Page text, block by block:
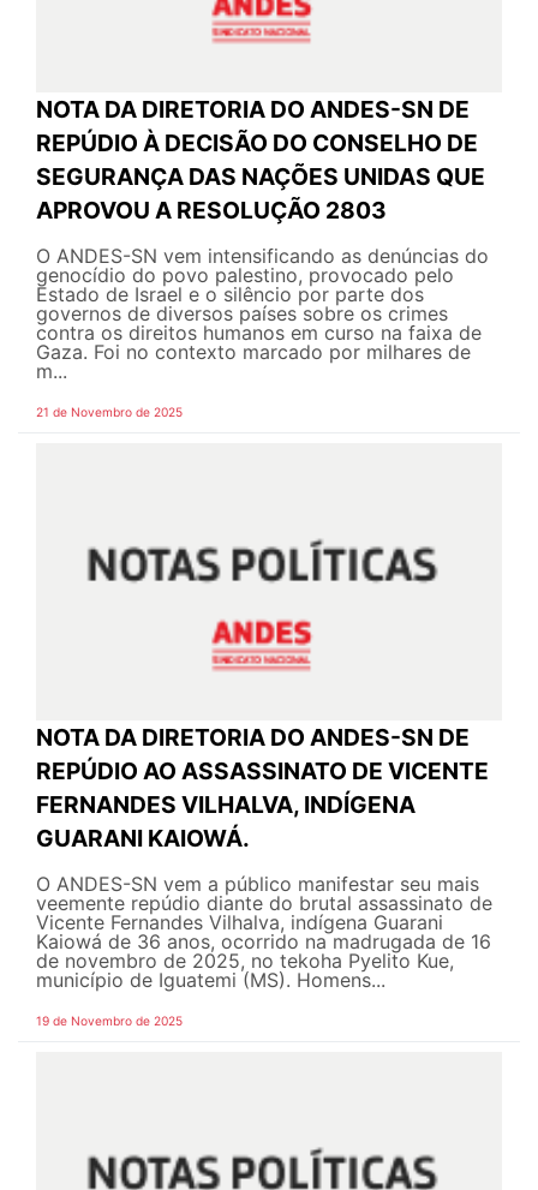
NOTA DA DIRETORIA DO ANDES-SN DE
REPÚDIO À DECISÃO DO CONSELHO DE
SEGURANÇA DAS NAÇÕES UNIDAS QUE
APROVOU A RESOLUÇÃO 2803
O ANDES-SN vem intensificando as denúncias do
genocídio do povo palestino, provocado pelo
Estado de Israel e o silêncio por parte dos
governos de diversos países sobre os crimes
contra os direitos humanos em curso na faixa de
Gaza. Foi no contexto marcado por milhares de
m...
21 de Novembro de 2025
NOTA DA DIRETORIA DO ANDES-SN DE
REPÚDIO AO ASSASSINATO DE VICENTE
FERNANDES VILHALVA, INDÍGENA
GUARANI KAIOWÁ.
O ANDES-SN vem a público manifestar seu mais
veemente repúdio diante do brutal assassinato de
Vicente Fernandes Vilhalva, indígena Guarani
Kaiowá de 36 anos, ocorrido na madrugada de 16
de novembro de 2025, no tekoha Pyelito Kue,
município de Iguatemi (MS). Homens...
19 de Novembro de 2025